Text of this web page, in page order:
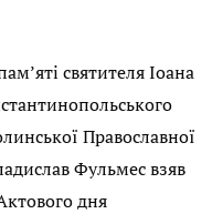
святителя Іоана
Православної
Фульмес взяв
дня